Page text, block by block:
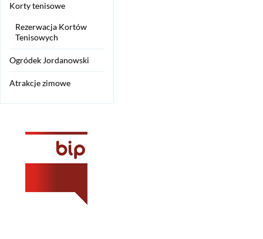
Korty tenisowe
Rezerwacja Kortów
Tenisowych
Ogródek Jordanowski
Atrakcje zimowe